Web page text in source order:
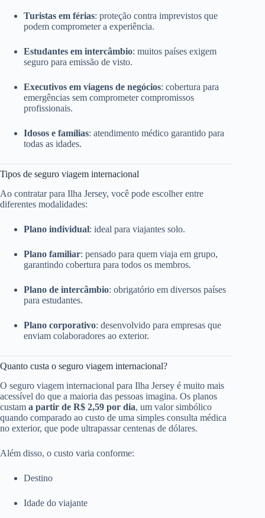
Turistas em férias: proteção contra imprevistos que
podem comprometer a experiência.
Estudantes em intercâmbio: muitos países exigem
seguro para emissão de visto.
Executivos em viagens de negócios: cobertura para
emergências sem comprometer compromissos
profissionais.
Idosos e famílias: atendimento médico garantido para
todas as idades.
Tipos de seguro viagem internacional
Ao contratar para Ilha Jersey, você pode escolher entre
diferentes modalidades:
Plano individual: ideal para viajantes solo.
Plano familiar: pensado para quem viaja em grupo,
garantindo cobertura para todos os membros.
Plano de intercâmbio: obrigatório em diversos países
para estudantes.
Plano corporativo: desenvolvido para empresas que
enviam colaboradores ao exterior.
Quanto custa o seguro viagem internacional?
O seguro viagem internacional para Ilha Jersey é muito mais
acessível do que a maioria das pessoas imagina. Os planos
custam a partir de R$ 2,59 por dia, um valor simbólico
quando comparado ao custo de uma simples consulta médica
no exterior, que pode ultrapassar centenas de dólares.
Além disso, o custo varia conforme:
Destino
Idade do viajante